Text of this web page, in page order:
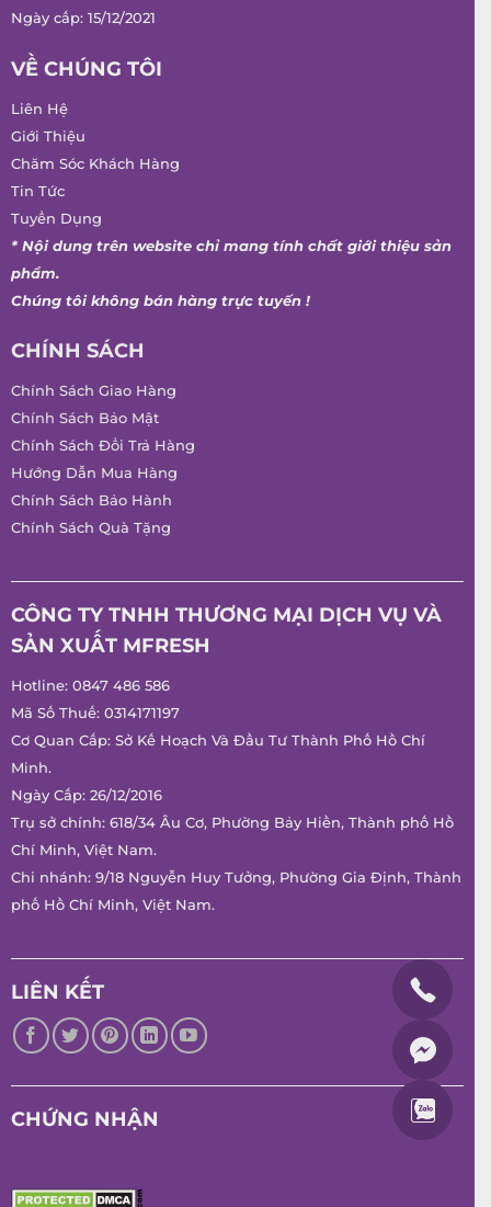
Ngày cấp: 15/12/2021
VỀ CHÚNG TÔI
Liên Hệ
Giới Thiệu
Chăm Sóc Khách Hàng
Tin Tức
Tuyển Dụng
* Nội dung trên website chỉ mang tính chất giới thiệu sản
phẩm.
Chúng tôi không bán hàng trực tuyến !
CHÍNH SÁCH
Chính Sách Giao Hàng
Chính Sách Bảo Mật
Chính Sách Đổi Trả Hàng
Hướng Dẫn Mua Hàng
Chính Sách Bảo Hành
Chính Sách Quà Tặng
CÔNG TY TNHH THƯƠNG MẠI DỊCH VỤ VÀ
SẢN XUẤT MFRESH
Hotline: 0847 486 586
Mã Số Thuế: 0314171197
Cơ Quan Cấp: Sở Kế Hoạch Và Đầu Tư Thành Phố Hồ Chí
Minh.
Ngày Cấp: 26/12/2016
Trụ sở chính: 618/34 Âu Cơ, Phường Bảy Hiền, Thành phố Hồ
Chí Minh, Việt Nam.
Chi nhánh: 9/18 Nguyễn Huy Tưởng, Phường Gia Định, Thành
phố Hồ Chí Minh, Việt Nam.
LIÊN KẾT
CHỨNG NHẬN